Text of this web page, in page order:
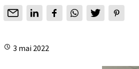
3 mai 2022